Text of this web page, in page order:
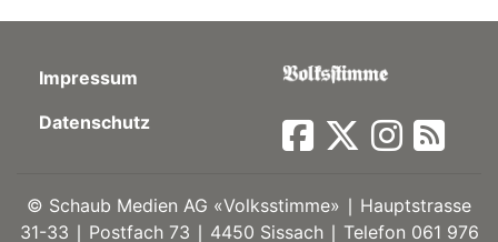
Impressum
Datenschutz
© Schaub Medien AG «Volksstimme» ∣ Hauptstrasse
31-33 ∣ Postfach 73 ∣ 4450 Sissach ∣ Telefon 061 976